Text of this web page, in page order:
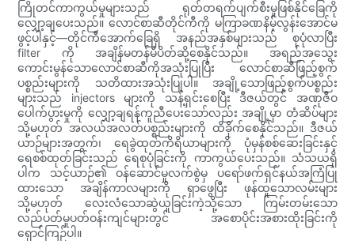
ကြိုတင်ကာကွယ်မှုများသည် ရုတ်တရက်ပျက်စီးမှုဖြစ်နိုင်ခြေကို
လျှော့ချပေးသည်။ လောင်စာဆီတိုင်ကီကို မကြာခဏနိမ့်လွန်းအောင်မ
ဖွင့်ပါနှင့်—တိုင်ကီအောက်ခြေရှိ အနည်အနှစ်များသည် စုပုံလာပြီး
filter ကို အချိန်မတန်မီပိတ်ဆို့စေနိုင်သည်။ အရည်အသွေး
ကောင်းမွန်သောလောင်စာဆီကိုအသုံးပြုပြီး လောင်စာဆီဖြည့်စွက်
ပစ္စည်းများကို သတိထားအသုံးပြုပါ။ အချို့သောဖြည့်စွက်ပစ္စည်း
များသည် injectors များကို သန့်ရှင်းစေပြီး ဒီဇယ်တွင် အဏုဇီဝ
ပေါက်ပွားမှုကို လျှော့ချရန်ကူညီပေးသော်လည်း အချို့မှာ တံဆိပ်များ
သို့မဟုတ် အလယ်အလတ်ပစ္စည်းများကို ထိခိုက်စေနိုင်သည်။ ဒီဇယ်
ယာဉ်များအတွက်၊ ရေခွဲထုတ်ကိရိယာများကို ပုံမှန်စစ်ဆေးခြင်းနှင့်
ရေစစ်ထုတ်ခြင်းသည် ရေစုပုံခြင်းကို ကာကွယ်ပေးသည်။ သံသယရှိ
ပါက သင့်ယာဉ်၏ ဝန်ဆောင်မှုလက်စွဲမှ ပရော်ဖက်ရှင်နယ်အကြံပြု
ထားသော အချိန်ကာလများကို ရှာဖွေပြီး ဖုန်ထူသောလမ်းများ
သို့မဟုတ် လေးလံသောဆွဲယူခြင်းကဲ့သို့သော ကြမ်းတမ်းသော
လည်ပတ်မှုပတ်ဝန်းကျင်များတွင် အစောပိုင်းအစားထိုးခြင်းကို
ရှောင်ကြဉ်ပါ။